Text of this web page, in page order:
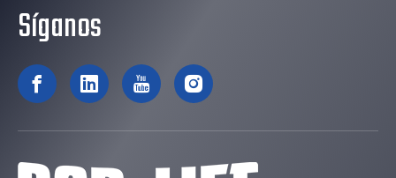
Síganos